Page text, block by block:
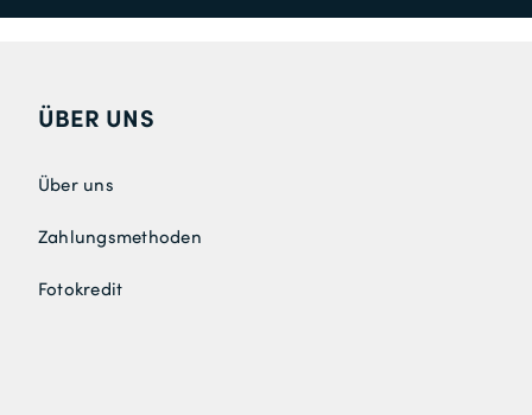
ÜBER UNS
Über uns
Zahlungsmethoden
Fotokredit